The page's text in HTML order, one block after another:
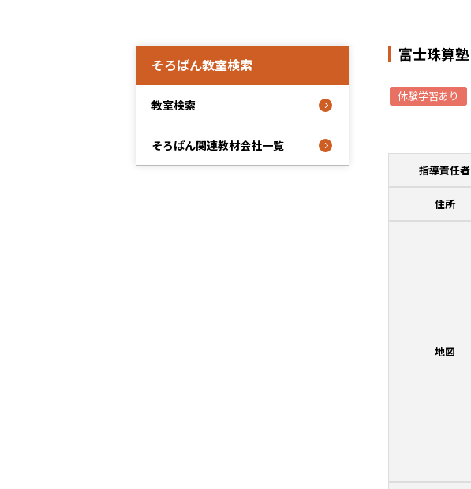
富士珠算塾
体験学習あり
指導責任者
住所
地図
そろばん教室検索
教室検索
そろばん関連教材会社一覧